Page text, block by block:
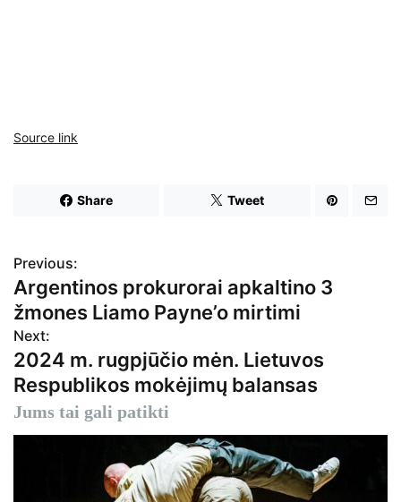
Source link
Share Tweet
N
a
v
i
g
a
Previous:
Argentinos prokurorai apkaltino 3
žmones Liamo Payne’o mirtimi
Next:
2024 m. rugpjūčio mėn. Lietuvos
Respublikos mokėjimų balansas
Jums tai gali patikti